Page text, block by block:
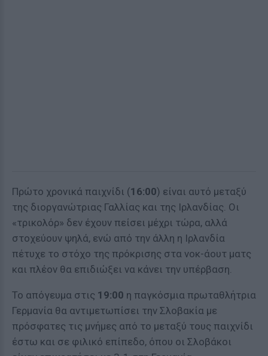
Πρώτο χρονικά παιχνίδι (16:00) είναι αυτό μεταξύ
της διοργανώτριας Γαλλίας και της Ιρλανδίας. Οι
«τρικολόρ» δεν έχουν πείσει μέχρι τώρα, αλλά
στοχεύουν ψηλά, ενώ από την άλλη η Ιρλανδία
πέτυχε το στόχο της πρόκρισης στα νοκ-άουτ ματς
και πλέον θα επιδιώξει να κάνει την υπέρβαση.
Το απόγευμα στις 19:00 η παγκόσμια πρωταθλήτρια
Γερμανία θα αντιμετωπίσει την Σλοβακία με
πρόσφατες τις μνήμες από το μεταξύ τους παιχνίδι
έστω και σε φιλικό επίπεδο, όπου οι Σλοβάκοι